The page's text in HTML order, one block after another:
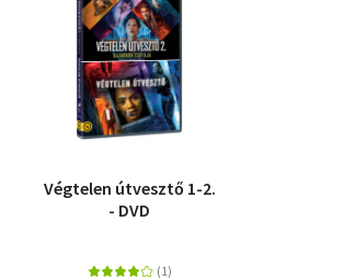
Szakkönyv
Szótár, nyelvkönyv
Tankönyv, segédkönyv
Társadalomtudomány
Természettudomány
Végtelen útvesztő 1-2.
- DVD